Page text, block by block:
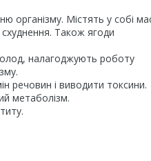
організму. Містять у собі
схуднення. Також ягоди
налагоджують роботу
речовин і виводити токсини.
метаболізм.